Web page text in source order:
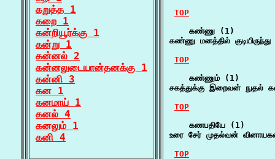
கறுத்த 1
கறை 1
கன்றியூர்க்கு 1
கன்று 1
கன்னல் 2
கன்னலுடையான்தனக்கு 1
கன்னி 3
கன 1
கனமாய் 1
கனல் 4
கனலும் 1
கனி 4
TOP
    கண்ணு (1)
கண்ணு மனத்தில்
TOP
    கண்ணும் (1)
சகத்துக்கு இறைவன் நுதல்
TOP
    கணபதியே (1)
உரை சேர் முதல்வன்
TOP